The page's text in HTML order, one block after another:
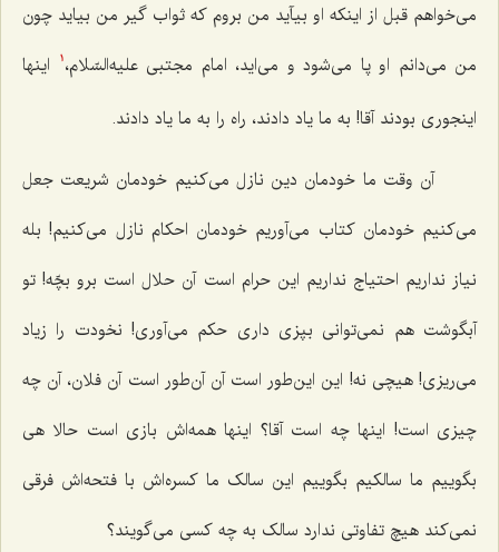
می‌خواهم قبل از اینکه او بیآید من بروم که ثواب گیر من بیاید چون
من می‌دانم او پا می‌شود و می‌اید، امام مجتبی علیه‌السّلام، 1
اینها
اینجوری بودند آقا! به ما یاد دادند، راه را به ما یاد دادند.
آن وقت ما خودمان دین نازل می‌کنیم خودمان شریعت جعل
می‌کنیم خودمان کتاب می‌آوریم خودمان احکام نازل می‌کنیم! بله
نیاز نداریم احتیاج نداریم این حرام است آن حلال است برو بچّه! تو
آبگوشت هم نمی‌توانی بپزی داری حکم می‌آوری! نخودت را زیاد
می‌ریزی! هیچی نه! این این‌طور است آن آن‌طور است آن فلان، آن چه
چیزی است! اینها چه است آقا؟ اینها همه‌اش بازی است حالا هی
بگوییم ما سالکیم بگوییم این سالک ما کسره‌اش با فتحه‌اش فرقی
نمی‌کند هیچ تفاوتی ندارد سالک به چه کسی می‌گویند؟